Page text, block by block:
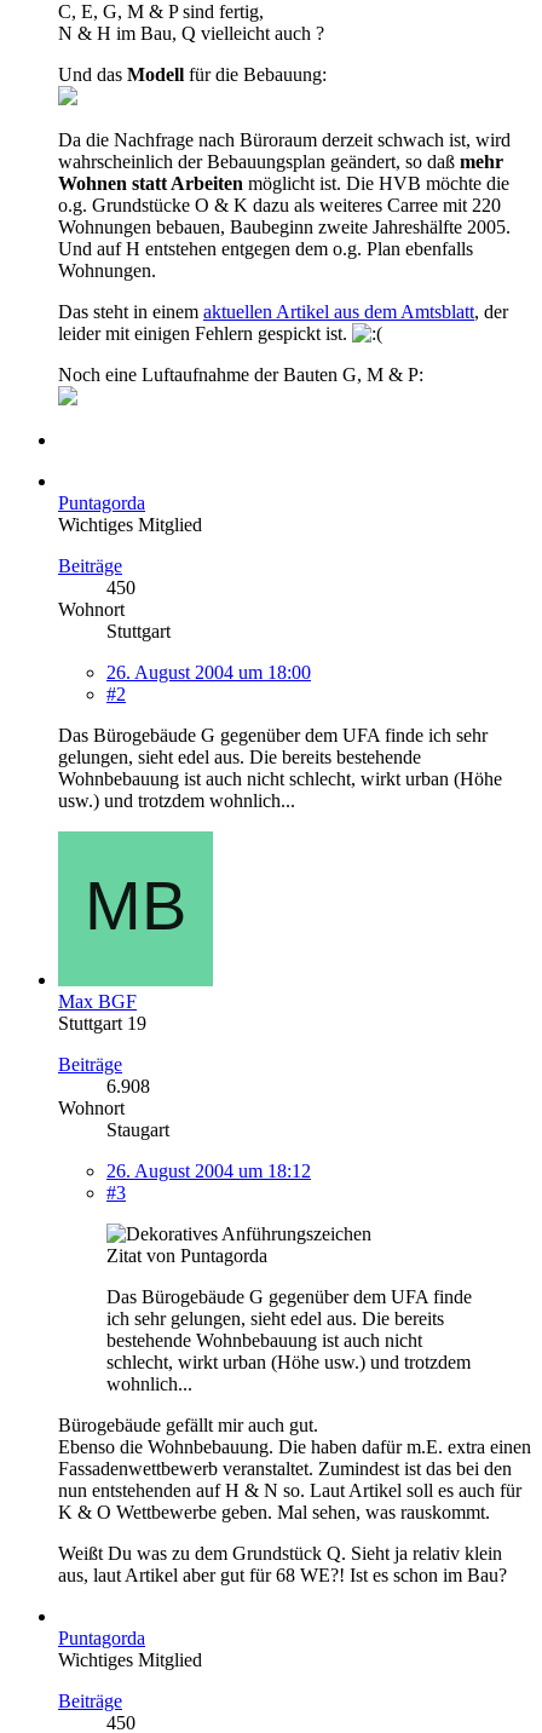
C, E, G, M & P sind fertig,
N & H im Bau, Q vielleicht auch ?
Und das Modell für die Bebauung:
Da die Nachfrage nach Büroraum derzeit schwach ist, wird
wahrscheinlich der Bebauungsplan geändert, so daß mehr
Wohnen statt Arbeiten möglicht ist. Die HVB möchte die
o.g. Grundstücke O & K dazu als weiteres Carree mit 220
Wohnungen bebauen, Baubeginn zweite Jahreshälfte 2005.
Und auf H entstehen entgegen dem o.g. Plan ebenfalls
Wohnungen.
Das steht in einem aktuellen Artikel aus dem Amtsblatt, der
leider mit einigen Fehlern gespickt ist.
Noch eine Luftaufnahme der Bauten G, M & P:
Puntagorda
Wichtiges Mitglied
Beiträge
450
Wohnort
Stuttgart
26. August 2004 um 18:00
#2
Das Bürogebäude G gegenüber dem UFA finde ich sehr
gelungen, sieht edel aus. Die bereits bestehende
Wohnbebauung ist auch nicht schlecht, wirkt urban (Höhe
usw.) und trotzdem wohnlich...
Max BGF
Stuttgart 19
Beiträge
6.908
Wohnort
Staugart
26. August 2004 um 18:12
#3
Zitat von Puntagorda
Das Bürogebäude G gegenüber dem UFA finde
ich sehr gelungen, sieht edel aus. Die bereits
bestehende Wohnbebauung ist auch nicht
schlecht, wirkt urban (Höhe usw.) und trotzdem
wohnlich...
Bürogebäude gefällt mir auch gut.
Ebenso die Wohnbebauung. Die haben dafür m.E. extra einen
Fassadenwettbewerb veranstaltet. Zumindest ist das bei den
nun entstehenden auf H & N so. Laut Artikel soll es auch für
K & O Wettbewerbe geben. Mal sehen, was rauskommt.
Weißt Du was zu dem Grundstück Q. Sieht ja relativ klein
aus, laut Artikel aber gut für 68 WE?! Ist es schon im Bau?
Puntagorda
Wichtiges Mitglied
Beiträge
450